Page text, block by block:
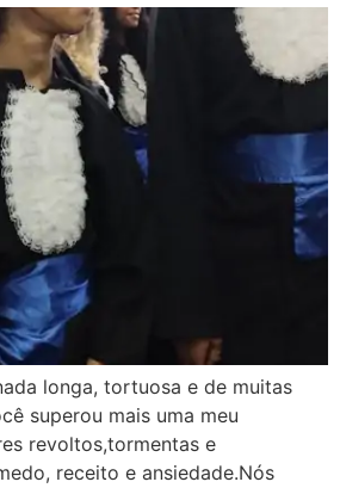
longa, tortuosa e de muitas
superou mais uma meu
revoltos,tormentas e
receito e ansiedade.Nós